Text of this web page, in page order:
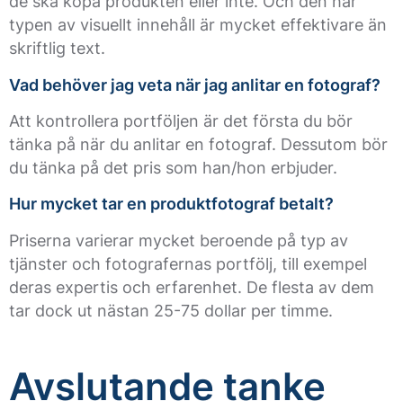
typen av visuellt innehåll är mycket effektivare än
skriftlig text.
Vad behöver jag veta när jag anlitar en fotograf?
Att kontrollera portföljen är det första du bör
tänka på när du anlitar en fotograf. Dessutom bör
du tänka på det pris som han/hon erbjuder.
Hur mycket tar en produktfotograf betalt?
Priserna varierar mycket beroende på typ av
tjänster och fotografernas portfölj, till exempel
deras expertis och erfarenhet. De flesta av dem
tar dock ut nästan 25-75 dollar per timme.
Avslutande tanke